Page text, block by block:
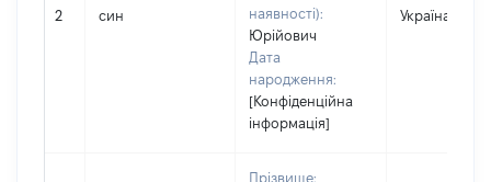
2 син
наявності):
Юрійович
Дата
народження:
[Конфіденційна
інформація]
Україна
Прізвище: